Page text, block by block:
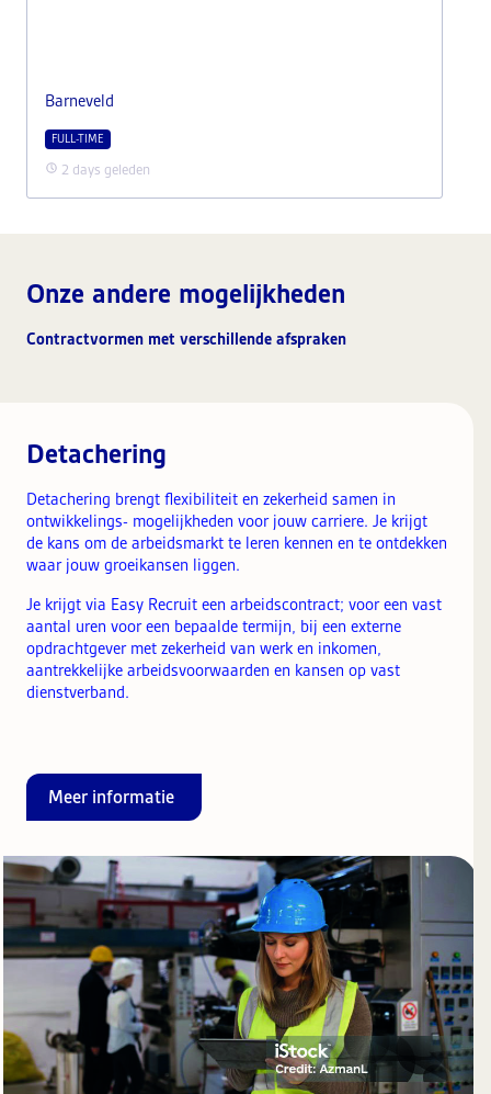
Barneveld
FULL-TIME
2 days geleden
Onze andere mogelijkheden
Contractvormen met verschillende afspraken
Detachering
Detachering brengt flexibiliteit en zekerheid samen in
ontwikkelings- mogelijkheden voor jouw carriere. Je krijgt
de kans om de arbeidsmarkt te leren kennen en te ontdekken
waar jouw groeikansen liggen.
Je krijgt via Easy Recruit een arbeidscontract; voor een vast
aantal uren voor een bepaalde termijn, bij een externe
opdrachtgever met zekerheid van werk en inkomen,
aantrekkelijke arbeidsvoorwaarden en kansen op vast
dienstverband.
Meer informatie